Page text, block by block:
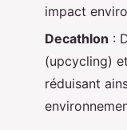
impact
Decathlon :
(upcycling)
réduisant